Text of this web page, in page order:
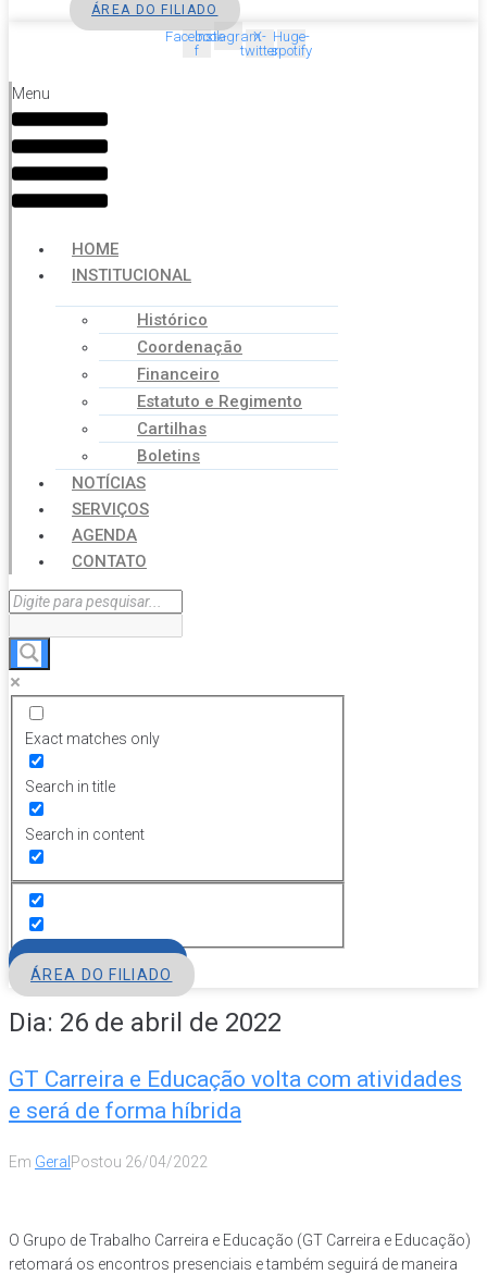
ÁREA DO FILIADO
Facebook-
f
InstagramX-
twitter
Huge-
spotify
Menu
HOME
INSTITUCIONAL
Histórico
Coordenação
Financeiro
Estatuto e Regimento
Cartilhas
Boletins
NOTÍCIAS
SERVIÇOS
AGENDA
CONTATO
Exact matches only
Search in title
Search in content
ÁREA DO FILIADO
Dia: 26 de abril de 2022
GT Carreira e Educação volta com atividades
e será de forma híbrida
Em Geral Postou 26/04/2022
O Grupo de Trabalho Carreira e Educação (GT Carreira e Educação)
retomará os encontros presenciais e também seguirá de maneira